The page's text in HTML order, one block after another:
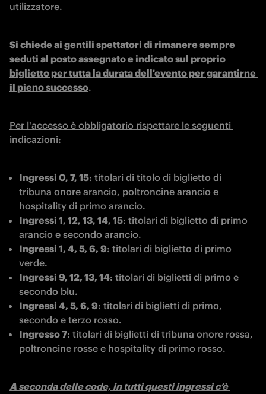
utilizzatore.
Si chiede ai gentili spettatori di rimanere sempre
seduti al posto assegnato e indicato sul proprio
biglietto per tutta la durata dell'evento per garantirne
il pieno successo.
Per l'accesso è obbligatorio rispettare le seguenti
indicazioni:
Ingressi 0, 7, 15: titolari di titolo di biglietto di
tribuna onore arancio, poltroncine arancio e
hospitality di primo arancio.
Ingressi 1, 12, 13, 14, 15: titolari di biglietto di primo
arancio e secondo arancio.
Ingressi 1, 4, 5, 6, 9: titolari di biglietto di primo
verde.
Ingressi 9, 12, 13, 14: titolari di biglietti di primo e
secondo blu.
Ingressi 4, 5, 6, 9: titolari di biglietti di primo,
secondo e terzo rosso.
Ingresso 7: titolari di biglietti di tribuna onore rossa,
poltroncine rosse e hospitality di primo rosso.
A seconda delle code, in tutti questi ingressi c’è